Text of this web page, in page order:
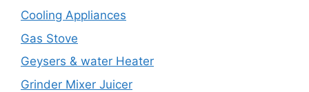
Cooling Appliances
Gas Stove
Geysers & water Heater
Grinder Mixer Juicer